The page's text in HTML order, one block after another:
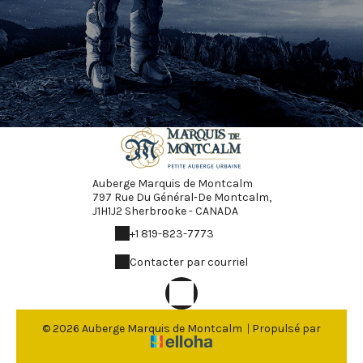
Auberge Marquis de Montcalm
797 Rue Du Général-De Montcalm,
J1H1J2 Sherbrooke - CANADA
+1 819-823-7773
Contacter par courriel
© 2026 Auberge Marquis de Montcalm | Propulsé par